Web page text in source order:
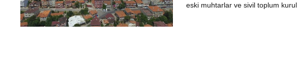
eski muhtarlar ve sivil toplum